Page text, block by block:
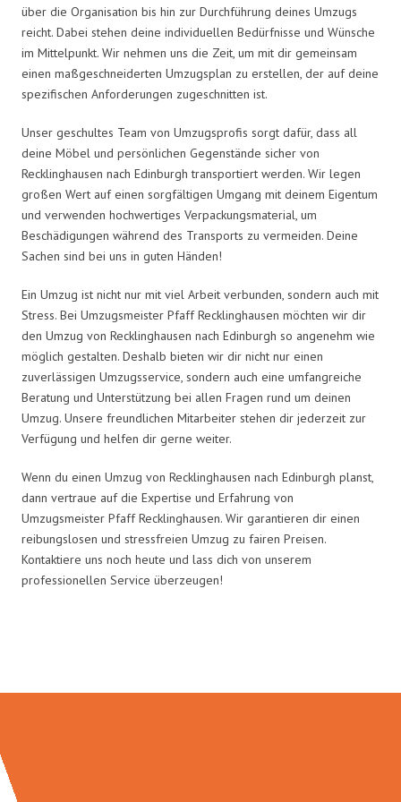
über die Organisation bis hin zur Durchführung deines Umzugs
reicht. Dabei stehen deine individuellen Bedürfnisse und Wünsche
im Mittelpunkt. Wir nehmen uns die Zeit, um mit dir gemeinsam
einen maßgeschneiderten Umzugsplan zu erstellen, der auf deine
spezifischen Anforderungen zugeschnitten ist.
Unser geschultes Team von Umzugsprofis sorgt dafür, dass all
deine Möbel und persönlichen Gegenstände sicher von
Recklinghausen nach Edinburgh transportiert werden. Wir legen
großen Wert auf einen sorgfältigen Umgang mit deinem Eigentum
und verwenden hochwertiges Verpackungsmaterial, um
Beschädigungen während des Transports zu vermeiden. Deine
Sachen sind bei uns in guten Händen!
Ein Umzug ist nicht nur mit viel Arbeit verbunden, sondern auch mit
Stress. Bei Umzugsmeister Pfaff Recklinghausen möchten wir dir
den Umzug von Recklinghausen nach Edinburgh so angenehm wie
möglich gestalten. Deshalb bieten wir dir nicht nur einen
zuverlässigen Umzugsservice, sondern auch eine umfangreiche
Beratung und Unterstützung bei allen Fragen rund um deinen
Umzug. Unsere freundlichen Mitarbeiter stehen dir jederzeit zur
Verfügung und helfen dir gerne weiter.
Wenn du einen Umzug von Recklinghausen nach Edinburgh planst,
dann vertraue auf die Expertise und Erfahrung von
Umzugsmeister Pfaff Recklinghausen. Wir garantieren dir einen
reibungslosen und stressfreien Umzug zu fairen Preisen.
Kontaktiere uns noch heute und lass dich von unserem
professionellen Service überzeugen!